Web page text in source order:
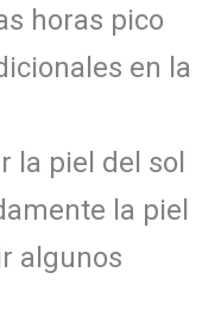
horas pico
en la
la piel del sol
la piel
algunos